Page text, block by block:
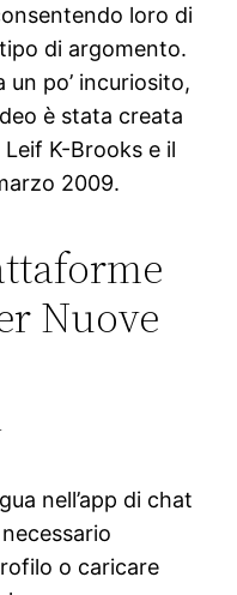
loro di
di argomento.
un po’ incuriosito,
è stata creata
K-Brooks e il
2009.
Nuove
nell’app di chat
o caricare